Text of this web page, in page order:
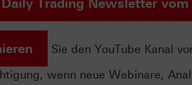
Daily Trading Newsletter
Sie den YouTube Kanal
wenn neue Webinare,